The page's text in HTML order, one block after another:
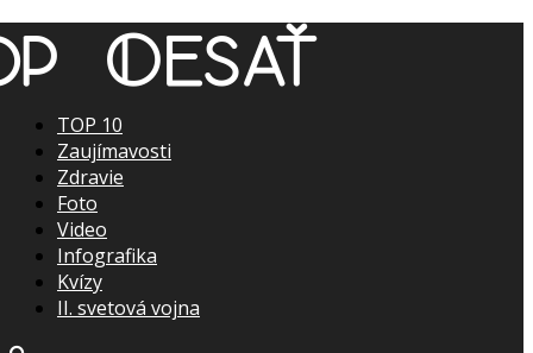
TOP 10
Zaujímavosti
Zdravie
Foto
Video
Infografika
Kvízy
II. svetová vojna